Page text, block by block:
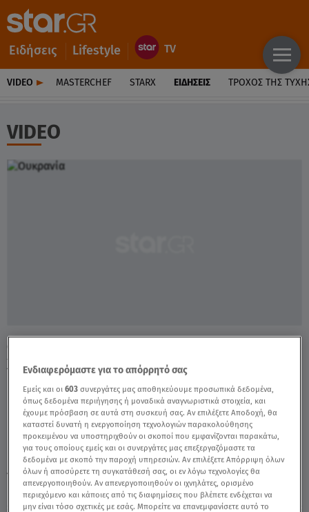
Ειδήσεις Lifestyle
VIDEO MASTERCHEF STARX ΕΙΔΉΣΕΙΣ ΤΡΟΧΌΣ ΤΗΣ
VIDEO
Ουκρανία: Εικόνες Αποκάλυψης Στο
Χάρκοβο - Video
TAGS: ΟΥΚΡΑΝΙΑ ΡΩΣΙΑ ΠΟΛΕΜΟΣ ΦΥΣΙΚΟ ΑΕΡΙΟ
Ενδιαφερόμαστε για το απόρρητό σας
Εμείς και οι603 συνεργάτες μας αποθηκεύουμε προσωπικά δεδομένα,
όπως δεδομένα περιήγησης ή μοναδικά αναγνωριστικά στοιχεία, και
έχουμε πρόσβαση σε αυτά στη συσκευή σας. Αν επιλέξετε Αποδοχή, θα
καταστεί δυνατή η ενεργοποίηση τεχνολογιών παρακολούθησης
προκειμένου να υποστηριχθούν οι σκοποί που εμφανίζονται παρακάτω,
για τους οποίους εμείς και οι συνεργάτες μας επεξεργαζόμαστε τα
δεδομένα με σκοπό την παροχή υπηρεσιών. Αν επιλέξετε Απόρριψη όλων
όλων ή αποσύρετε τη συγκατάθεσή σας, οι εν λόγω τεχνολογίες θα
απενεργοποιηθούν. Αν απενεργοποιηθούν οι ιχνηλάτες, ορισμένο
περιεχόμενο και κάποιες από τις διαφημίσεις που βλέπετε ενδέχεται να
μην είναι τόσο σχετικές με εσάς. Μπορείτε να επανεμφανίσετε αυτό το